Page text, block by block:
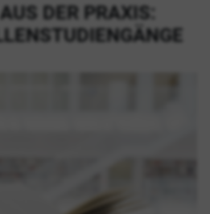
DER PRAXIS: